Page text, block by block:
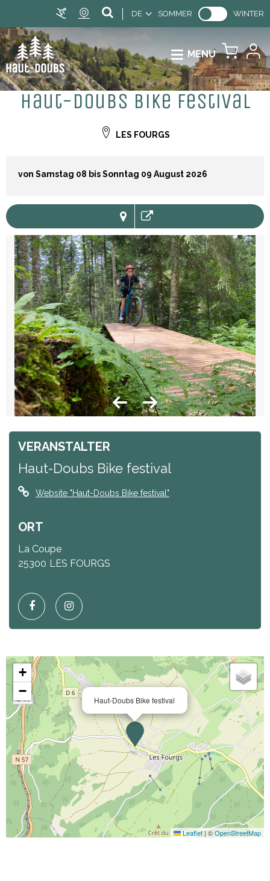
DE SOMMER WINTER
MENU
Haut-Doubs Bike festival
LES FOURGS
von Samstag 08 bis Sonntag 09 August 2026
VERANSTALTER
Haut-Doubs Bike festival
Website "Haut-Doubs Bike festival"
ORT
La Coupe
25300 LES FOURGS
Haut-Doubs Bike festival
+
−
Leaflet|©OpenStreetMap